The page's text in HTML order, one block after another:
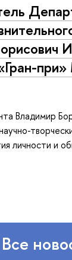
Владимир
личности и
Все